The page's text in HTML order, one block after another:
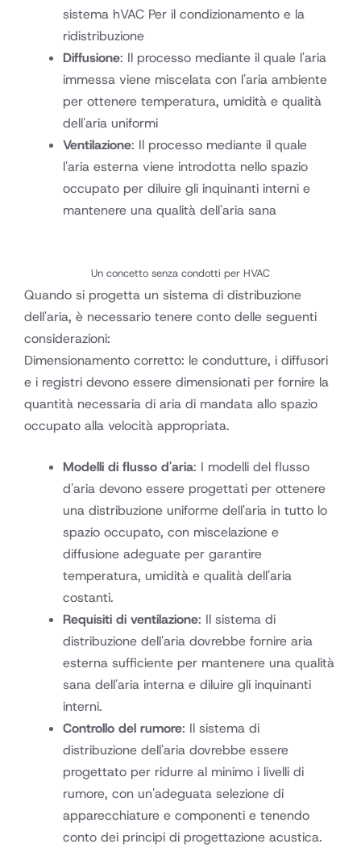
sistema hVAC Per il condizionamento e la
ridistribuzione
Diffusione: Il processo mediante il quale l'aria
immessa viene miscelata con l'aria ambiente
per ottenere temperatura, umidità e qualità
dell'aria uniformi
Ventilazione: Il processo mediante il quale
l'aria esterna viene introdotta nello spazio
occupato per diluire gli inquinanti interni e
mantenere una qualità dell'aria sana
Un concetto senza condotti per HVAC
Quando si progetta un sistema di distribuzione
dell'aria, è necessario tenere conto delle seguenti
considerazioni:
Dimensionamento corretto: le condutture, i diffusori
e i registri devono essere dimensionati per fornire la
quantità necessaria di aria di mandata allo spazio
occupato alla velocità appropriata.
Modelli di flusso d'aria: I modelli del flusso
d'aria devono essere progettati per ottenere
una distribuzione uniforme dell'aria in tutto lo
spazio occupato, con miscelazione e
diffusione adeguate per garantire
temperatura, umidità e qualità dell'aria
costanti.
Requisiti di ventilazione: Il sistema di
distribuzione dell'aria dovrebbe fornire aria
esterna sufficiente per mantenere una qualità
sana dell'aria interna e diluire gli inquinanti
interni.
Controllo del rumore: Il sistema di
distribuzione dell'aria dovrebbe essere
progettato per ridurre al minimo i livelli di
rumore, con un'adeguata selezione di
apparecchiature e componenti e tenendo
conto dei principi di progettazione acustica.